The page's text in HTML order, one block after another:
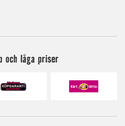
och låga priser